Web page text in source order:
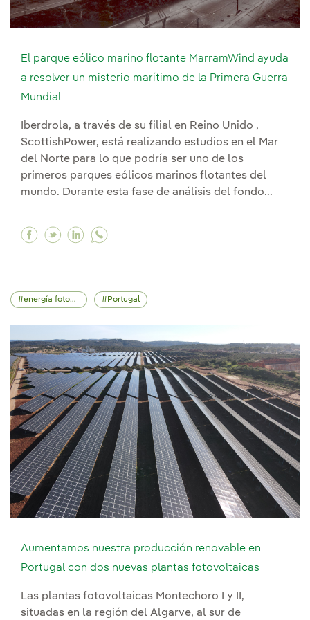
El parque eólico marino flotante MarramWind ayuda
a resolver un misterio marítimo de la Primera Guerra
Mundial
Iberdrola, a través de su filial en Reino Unido ,
ScottishPower, está realizando estudios en el Mar
del Norte para lo que podría ser uno de los
primeros parques eólicos marinos flotantes del
mundo. Durante esta fase de análisis del fondo...
Facebook El parque eólico marino flotante
Twitter El parque eólico marino flotante
Linkedin El parque eólico marino
energía fotovoltaica Portugal
Aumentamos nuestra producción renovable en
Portugal con dos nuevas plantas fotovoltaicas
Las plantas fotovoltaicas Montechoro I y II,
situadas en la región del Algarve, al sur de